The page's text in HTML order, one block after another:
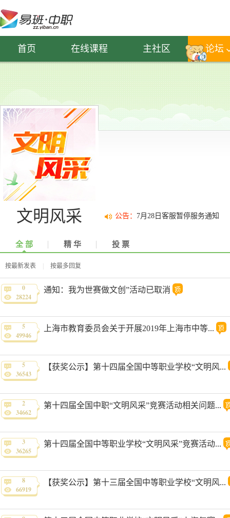
首页 在线课程 主社区 论坛
文明风采 公告： 7月28日客服暂停服务通知
全 部 精 华 投 票
按最新发表 按最多回复
0
28224
通知：我为世赛做文创”活动已取消
5
49946
上海市教育委员会关于开展2019年上海市中等...
5
36543
【获奖公示】第十四届全国中等职业学校“文明风...
2
34662
第十四届全国中职“文明风采”竞赛活动相关问题...
3
36265
第十四届全国中等职业学校“文明风采”竞赛活动...
8
66919
【获奖公示】第十三届全国中等职业学校“文明风...